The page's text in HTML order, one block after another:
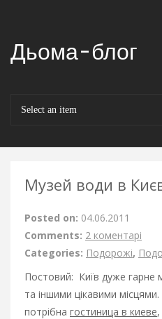
Дьома-блог
Музей води в
Posted on: 04.06.2011
Comments: 2 коментарі
Categories: Подорожі,
Постовий: Київ дуже гарне
та іншими цікавими
потрібна гостиница в киеве